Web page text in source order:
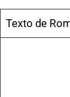
Texto de